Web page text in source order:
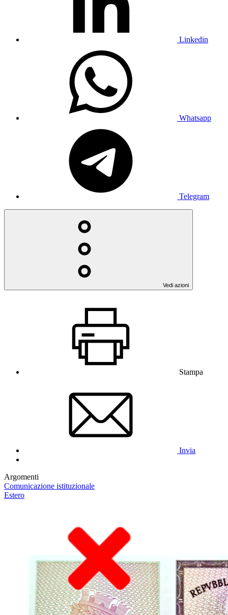
Linkedin
Whatsapp
Telegram
Vedi azioni
Stampa
Invia
Argomenti
Comunicazione istituzionale
Estero